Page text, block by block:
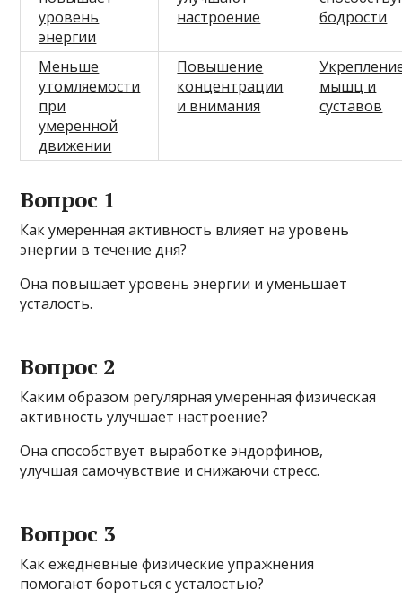
уровень
энергии
настроение
бодрости
Меньше
утомляемости
при
умеренной
движении
Повышение
концентрации
и внимания
мышц и
суставов
Вопрос 1
Как умеренная активность влияет на уровень
энергии в течение дня?
Она повышает уровень энергии и уменьшает
усталость.
Вопрос 2
Каким образом регулярная умеренная физическая
активность улучшает настроение?
Она способствует выработке эндорфинов,
улучшая самочувствие и снижаючи стресс.
Вопрос 3
Как ежедневные физические упражнения
помогают бороться с усталостью?